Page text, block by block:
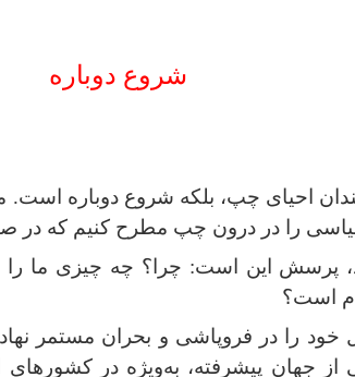
شروع دوباره
چپ، بلکه شروع دوباره است. ما
و سیاسی را در درون چپ مطرح کنیم که
پرسش این است: چرا؟ چه چیزی ما
است؟
خود را در فروپاشی و بحران مستمر
جهان پیشرفته، به‌ویژه در کشورهای